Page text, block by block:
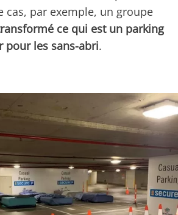
cas, par exemple, un groupe
ce qui est un parking
pour les sans-abri.